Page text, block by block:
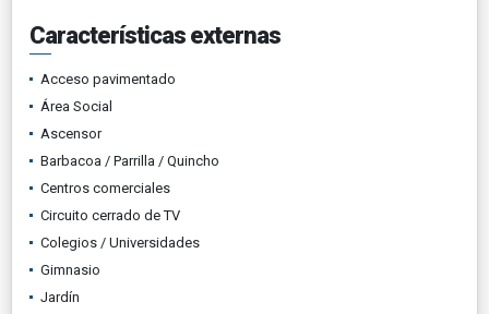
Características externas
Acceso pavimentado
Área Social
Ascensor
Barbacoa / Parrilla / Quincho
Centros comerciales
Circuito cerrado de TV
Colegios / Universidades
Gimnasio
Jardín